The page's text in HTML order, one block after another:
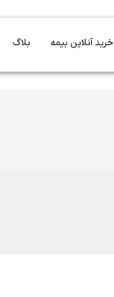
خرید آنلاین بیمه بلاگ